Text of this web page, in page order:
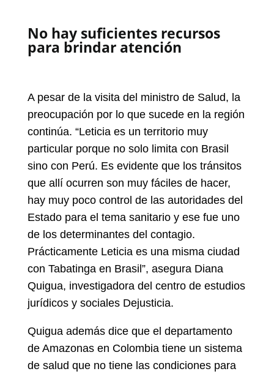
No hay suficientes recursos
para brindar atención
A pesar de la visita del ministro de Salud, la
preocupación por lo que sucede en la región
continúa. “Leticia es un territorio muy
particular porque no solo limita con Brasil
sino con Perú. Es evidente que los tránsitos
que allí ocurren son muy fáciles de hacer,
hay muy poco control de las autoridades del
Estado para el tema sanitario y ese fue uno
de los determinantes del contagio.
Prácticamente Leticia es una misma ciudad
con Tabatinga en Brasil”, asegura Diana
Quigua, investigadora del centro de estudios
jurídicos y sociales Dejusticia.
Quigua además dice que el departamento
de Amazonas en Colombia tiene un sistema
de salud que no tiene las condiciones para